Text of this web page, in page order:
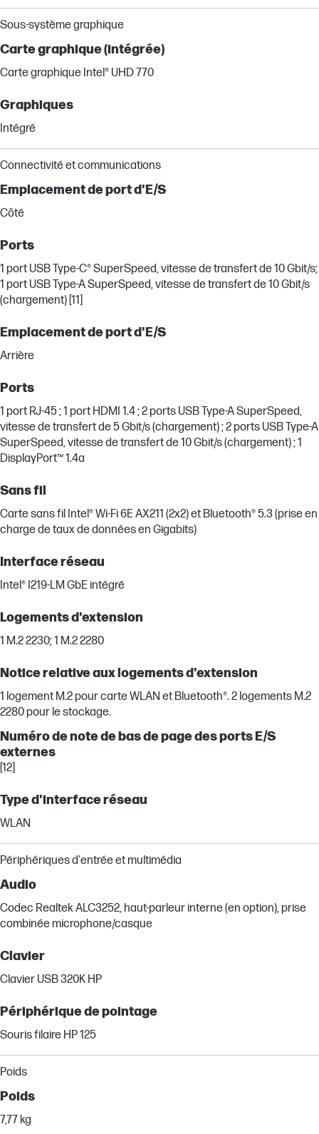
Sous-système graphique
Carte graphique (intégrée)
Carte graphique Intel® UHD 770
Graphiques
Intégré
Connectivité et communications
Emplacement de port d'E/S
Côté
Ports
1 port USB Type-C® SuperSpeed, vitesse de transfert de 10 Gbit/s;
1 port USB Type-A SuperSpeed, vitesse de transfert de 10 Gbit/s
(chargement) [11]
Emplacement de port d'E/S
Arrière
Ports
1 port RJ-45 ; 1 port HDMI 1.4 ; 2 ports USB Type-A SuperSpeed,
vitesse de transfert de 5 Gbit/s (chargement) ; 2 ports USB Type-A
SuperSpeed, vitesse de transfert de 10 Gbit/s (chargement) ; 1
DisplayPort™ 1.4a
Sans fil
Carte sans fil Intel® Wi-Fi 6E AX211 (2x2) et Bluetooth® 5.3 (prise en
charge de taux de données en Gigabits)
Interface réseau
Intel® I219-LM GbE intégré
Logements d'extension
1 M.2 2230; 1 M.2 2280
Notice relative aux logements d'extension
1 logement M.2 pour carte WLAN et Bluetooth®️. 2 logements M.2
2280 pour le stockage.
Numéro de note de bas de page des ports E/S
externes
[12]
Type d'interface réseau
WLAN
Périphériques d'entrée et multimédia
Audio
Codec Realtek ALC3252, haut-parleur interne (en option), prise
combinée microphone/casque
Clavier
Clavier USB 320K HP
Périphérique de pointage
Souris filaire HP 125
Poids
Poids
7,77 kg